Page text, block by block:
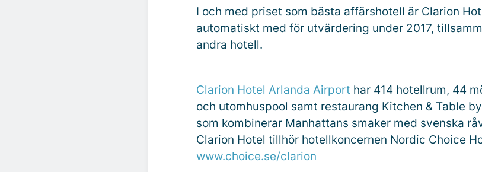
I och med priset som bästa affärshotell är Clarion
automatiskt med för utvärdering under 2017,
andra hotell.
Clarion Hotel Arlanda Airport har 414 hotellrum, 44
och utomhuspool samt restaurang Kitchen & Table
som kombinerar Manhattans smaker med svenska
Clarion Hotel tillhör hotellkoncernen Nordic Choice
www.choice.se/clarion